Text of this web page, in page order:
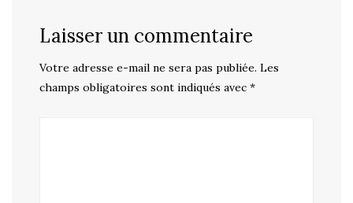
Laisser un commentaire
Votre adresse e-mail ne sera pas publiée. Les
champs obligatoires sont indiqués avec *